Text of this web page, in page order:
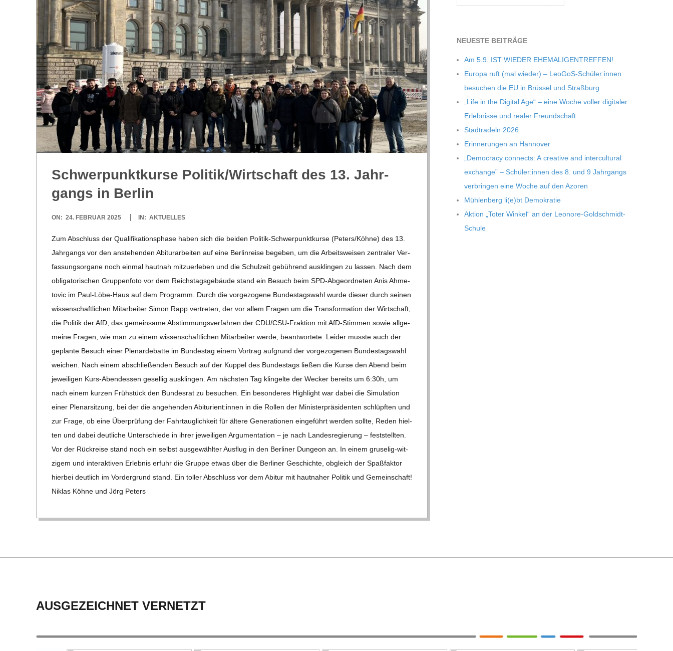
R
E
-
G
O
L
D
S
C
H
M
D
T
S
C
H
U
E
Schwer­punkt­kurse Politik/​Wirtschaft des 13. Jahr­
gangs in Berlin
2025-
ON: 24. FEBRUAR 2025 IN: AKTUELLES
Zum Abschluss der Qua­liﬁ­ka­ti­ons­phase haben sich die bei­den Poli­­tik-Schwer­­punk­t­­kurse (Peters/​​Köhne) des 13.
Jahr­gangs vor den anste­hen­den Abitur­ar­bei­ten auf eine Ber­lin­reise bege­ben, um die Arbeits­wei­sen zen­tra­ler Ver­
fas­sungs­or­gane noch ein­mal haut­nah mit­zu­er­le­ben und die Schul­zeit gebüh­rend aus­klin­gen zu las­sen. Nach dem
obli­ga­to­ri­schen Grup­pen­foto vor dem Reichs­tags­ge­bäude stand ein Besuch beim SPD-Abge­­or­d­­ne­­ten Anis Ahme­
to­vic im Paul-Löbe-Haus auf dem Pro­gramm. Durch die vor­ge­zo­gene Bun­des­tags­wahl wurde die­ser durch sei­nen
wis­sen­schaft­li­chen Mit­ar­bei­ter Simon Rapp ver­tre­ten, der vor allem Fra­gen um die Trans­for­ma­tion der Wirt­schaft,
die Poli­tik der AfD, das gemein­same Abstim­mungs­ver­fah­ren der CDU/CSU-Frak­­tion mit AfD-Stim­­men sowie all­ge­
meine Fra­gen, wie man zu einem wis­sen­schaft­li­chen Mit­ar­bei­ter werde, beant­wor­tete. Lei­der musste auch der
geplante Besuch einer Ple­nar­de­batte im Bun­des­tag einem Vor­trag auf­grund der vor­ge­zo­ge­nen Bun­des­tags­wahl
wei­chen. Nach einem abschlie­ßen­den Besuch auf der Kup­pel des Bun­des­tags lie­ßen die Kurse den Abend beim
jewei­li­gen Kurs-Aben­d­es­sen gesel­lig aus­klin­gen. Am nächs­ten Tag klin­gelte der Wecker bereits um 6:30h, um
nach einem kur­zen Früh­stück den Bun­des­rat zu besu­chen. Ein beson­de­res High­light war dabei die Simu­la­tion
einer Ple­nar­sit­zung, bei der die ange­hen­den Abiturient:innen in die Rol­len der Minis­ter­prä­si­den­ten schlüpf­ten und
zur Frage, ob eine Über­prü­fung der Fahr­taug­lich­keit für ältere Gene­ra­tio­nen ein­ge­führt wer­den sollte, Reden hiel­
ten und dabei deut­li­che Unter­schiede in ihrer jewei­li­gen Argu­men­ta­tion – je nach Lan­des­re­gie­rung – fest­stell­ten.
Vor der Rück­reise stand noch ein selbst aus­ge­wähl­ter Aus­ﬂug in den Ber­li­ner Dun­geon an. In einem gru­­se­­lig-wit­­
zi­­gem und inter­ak­ti­ven Erleb­nis erfuhr die Gruppe etwas über die Ber­li­ner Geschichte, obgleich der Spaß­fak­tor
hier­bei deut­lich im Vor­der­grund stand. Ein tol­ler Abschluss vor dem Abitur mit haut­na­her Poli­tik und Gemein­schaft!
Niklas Köhne und Jörg Peters
NEU­ESTE BEITRÄGE
Am 5.9. IST WIEDER EHEMALIGENTREFFEN!
Europa ruft (mal wie­der) – LeoGoS-Schüler:innen
besu­chen die EU in Brüs­sel und Straßburg
„Life in the Digi­tal Age“ – eine Woche vol­ler digi­ta­ler
Erleb­nisse und rea­ler Freundschaft
Stadt­ra­deln 2026
Erin­ne­run­gen an Hannover
„Demo­cracy con­nects: A crea­tive and inter­cul­tu­ral
exch­ange” – Schüler:innen des 8. und 9 Jahr­gangs
ver­brin­gen eine Woche auf den Azoren
Müh­len­berg li(e)bt Demokratie
Aktion „Toter Win­kel“ an der Leonore-Goldschmidt-
Schule
AUSGEZEICHNET VERNETZT